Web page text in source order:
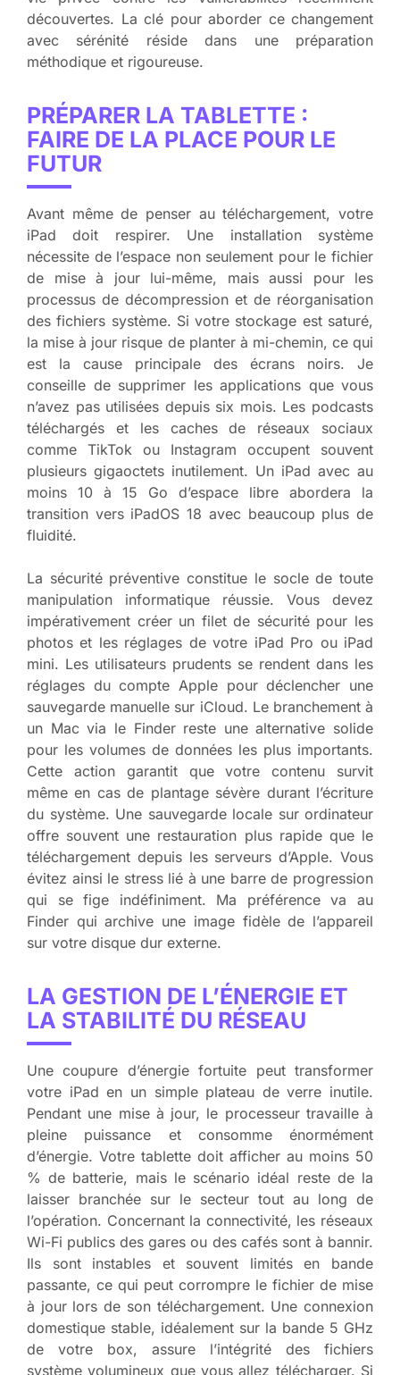
découvertes. La clé pour aborder ce changement
avec sérénité réside dans une préparation
méthodique et rigoureuse.
PRÉPARER LA TABLETTE :
FAIRE DE LA PLACE POUR LE
FUTUR
Avant même de penser au téléchargement, votre
iPad doit respirer. Une installation système
nécessite de l’espace non seulement pour le fichier
de mise à jour lui-même, mais aussi pour les
processus de décompression et de réorganisation
des fichiers système. Si votre stockage est saturé,
la mise à jour risque de planter à mi-chemin, ce qui
est la cause principale des écrans noirs. Je
conseille de supprimer les applications que vous
n’avez pas utilisées depuis six mois. Les podcasts
téléchargés et les caches de réseaux sociaux
comme TikTok ou Instagram occupent souvent
plusieurs gigaoctets inutilement. Un iPad avec au
moins 10 à 15 Go d’espace libre abordera la
transition vers iPadOS 18 avec beaucoup plus de
fluidité.
La sécurité préventive constitue le socle de toute
manipulation informatique réussie. Vous devez
impérativement créer un filet de sécurité pour les
photos et les réglages de votre iPad Pro ou iPad
mini. Les utilisateurs prudents se rendent dans les
réglages du compte Apple pour déclencher une
sauvegarde manuelle sur iCloud. Le branchement à
un Mac via le Finder reste une alternative solide
pour les volumes de données les plus importants.
Cette action garantit que votre contenu survit
même en cas de plantage sévère durant l’écriture
du système. Une sauvegarde locale sur ordinateur
offre souvent une restauration plus rapide que le
téléchargement depuis les serveurs d’Apple. Vous
évitez ainsi le stress lié à une barre de progression
qui se fige indéfiniment. Ma préférence va au
Finder qui archive une image fidèle de l’appareil
sur votre disque dur externe.
LA GESTION DE L’ÉNERGIE ET
LA STABILITÉ DU RÉSEAU
Une coupure d’énergie fortuite peut transformer
votre iPad en un simple plateau de verre inutile.
Pendant une mise à jour, le processeur travaille à
pleine puissance et consomme énormément
d’énergie. Votre tablette doit afficher au moins 50
% de batterie, mais le scénario idéal reste de la
laisser branchée sur le secteur tout au long de
l’opération. Concernant la connectivité, les réseaux
Wi-Fi publics des gares ou des cafés sont à bannir.
Ils sont instables et souvent limités en bande
passante, ce qui peut corrompre le fichier de mise
à jour lors de son téléchargement. Une connexion
domestique stable, idéalement sur la bande 5 GHz
de votre box, assure l’intégrité des fichiers
système volumineux que vous allez télécharger. Si